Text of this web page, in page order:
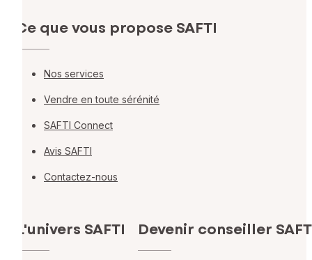
Ce que vous propose SAFTI
Nos services
Vendre en toute sérénité
SAFTI Connect
Avis SAFTI
Contactez-nous
L'univers SAFTI Devenir conseiller